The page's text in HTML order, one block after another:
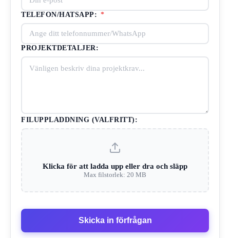
TELEFON/HATSAPP: *
PROJEKTDETALJER:
FILUPPLADDNING (VALFRITT):
Klicka för att ladda upp eller dra och släpp
Max filstorlek: 20 MB
Skicka in förfrågan